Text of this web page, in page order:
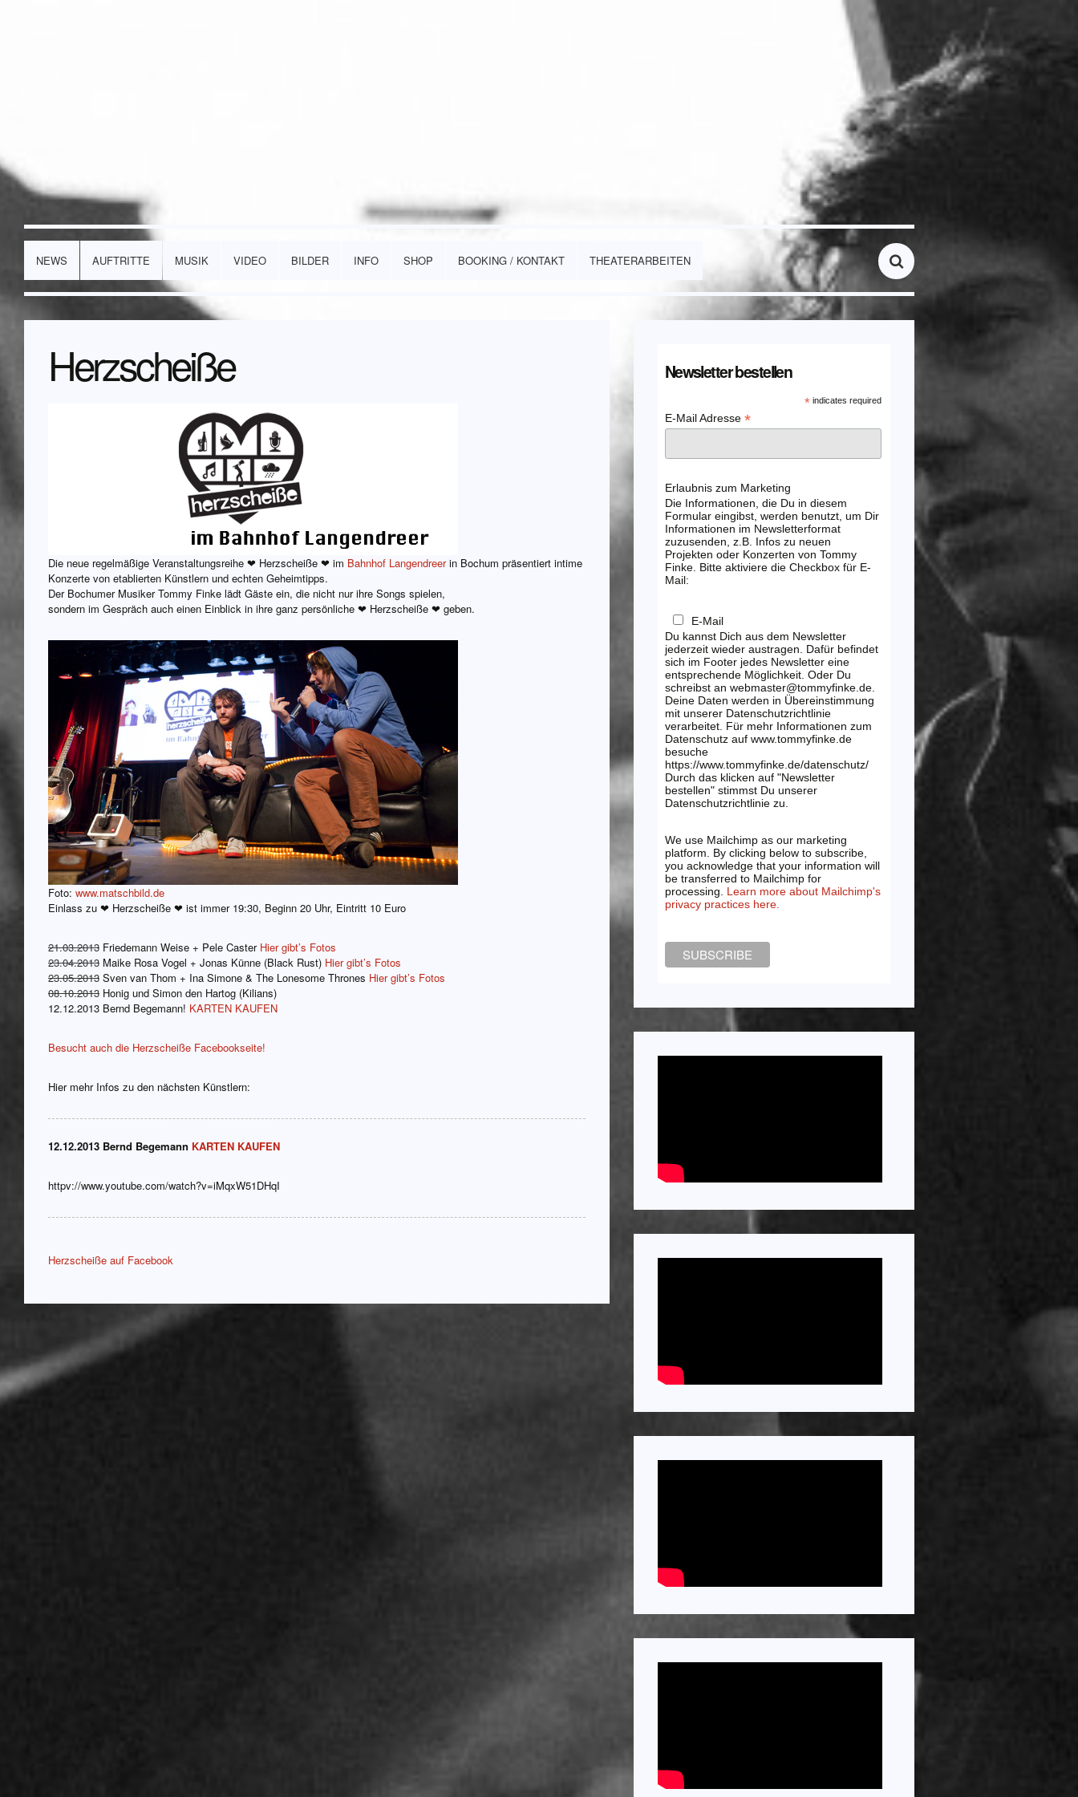
NEWS AUFTRITTE MUSIK VIDEO BILDER INFO SHOP BOOKING / KONTAKT THEATERARBEITEN
Herzscheiße
Die neue regelmäßige Veranstaltungsreihe ❤ Herzscheiße ❤ im Bahnhof Langendreerin Bochum präsentiert intime
Konzerte von etablierten Künstlern und echten Geheimtipps.
Der Bochumer Musiker Tommy Finke lädt Gäste ein, die nicht nur ihre Songs spielen,
sondern im Gespräch auch einen Einblick in ihre ganz persönliche ❤ Herzscheiße ❤ geben.
Foto: www.matschbild.de
Einlass zu ❤ Herzscheiße ❤ ist immer 19:30, Beginn 20 Uhr, Eintritt 10 Euro
21.03.2013 Friedemann Weise + Pele Caster Hier gibt’s Fotos
23.04.2013 Maike Rosa Vogel + Jonas Künne (Black Rust) Hier gibt’s Fotos
23.05.2013 Sven van Thom + Ina Simone & The Lonesome Thrones Hier gibt’s Fotos
08.10.2013 Honig und Simon den Hartog (Kilians)
12.12.2013 Bernd Begemann! KARTEN KAUFEN
Besucht auch die Herzscheiße Facebookseite!
Hier mehr Infos zu den nächsten Künstlern:
12.12.2013 Bernd Begemann KARTEN KAUFEN
httpv://www.youtube.com/watch?v=iMqxW51DHqI
Herzscheiße auf Facebook
Newsletter bestellen
*indicates required
E-Mail Adresse *
Erlaubnis zum Marketing
Die Informationen, die Du in diesem
Formular eingibst, werden benutzt, um Dir
Informationen im Newsletterformat
zuzusenden, z.B. Infos zu neuen
Projekten oder Konzerten von Tommy
Finke. Bitte aktiviere die Checkbox für E-
Mail:
E-Mail
Du kannst Dich aus dem Newsletter
jederzeit wieder austragen. Dafür befindet
sich im Footer jedes Newsletter eine
entsprechende Möglichkeit. Oder Du
schreibst an webmaster@tommyfinke.de.
Deine Daten werden in Übereinstimmung
mit unserer Datenschutzrichtlinie
verarbeitet. Für mehr Informationen zum
Datenschutz auf www.tommyfinke.de
besuche
https://www.tommyfinke.de/datenschutz/
Durch das klicken auf "Newsletter
bestellen" stimmst Du unserer
Datenschutzrichtlinie zu.
We use Mailchimp as our marketing
platform. By clicking below to subscribe,
you acknowledge that your information will
be transferred to Mailchimp for
processing. Learn more about Mailchimp's
privacy practices here.